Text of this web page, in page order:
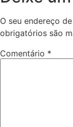
O seu endereço
obrigatórios são
Comentário *